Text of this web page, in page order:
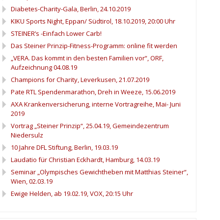
Diabetes-Charity-Gala, Berlin, 24.10.2019
KIKU Sports Night, Eppan/ Südtirol, 18.10.2019, 20:00 Uhr
STEINER’s -Einfach Lower Carb!
Das Steiner Prinzip-Fitness-Programm: online fit werden
„VERA. Das kommt in den besten Familien vor“, ORF,
Aufzeichnung 04.08.19
Champions for Charity, Leverkusen, 21.07.2019
Pate RTL Spendenmarathon, Dreh in Weeze, 15.06.2019
AXA Krankenversicherung, interne Vortragreihe, Mai- Juni
2019
Vortrag „Steiner Prinzip“, 25.04.19, Gemeindezentrum
Niedersulz
10 Jahre DFL Stiftung, Berlin, 19.03.19
Laudatio für Christian Eckhardt, Hamburg, 14.03.19
Seminar „Olympisches Gewichtheben mit Matthias Steiner“,
Wien, 02.03.19
Ewige Helden, ab 19.02.19, VOX, 20:15 Uhr